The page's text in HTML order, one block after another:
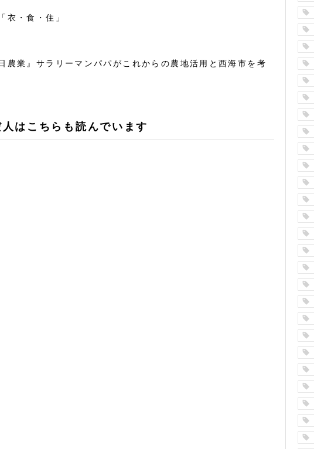
衣・食・住」
農業』サラリーマンパパがこれからの農地活用と西海市を考
はこちらも読んでいます